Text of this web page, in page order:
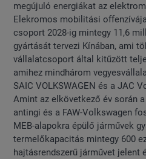
megújuló energiákat az
Elekromos mobilitási
csoport 2028-ig mintegy 11,6
gyártását tervezi Kínában, ami
vállalatcsoport által kitűzött
amihez mindhárom
SAIC VOLKSWAGEN és a JAC
Amint az elkövetkező év során a
antingi és a FAW-Volkswagen
MEB-alapokra épülő járművek
termelőkapacitás mintegy 600
hajtásrendszerű járművet jelent